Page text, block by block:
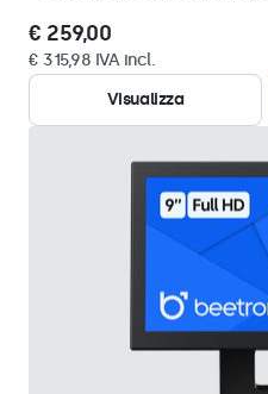
€ 259,00
€ 315,98 IVA incl.
Visualizza